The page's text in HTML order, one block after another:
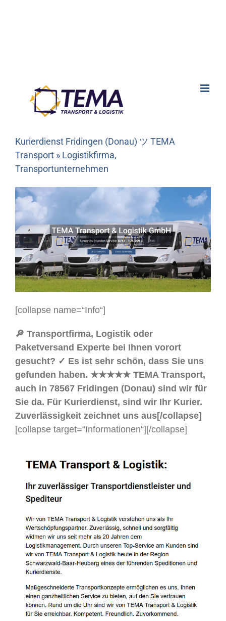
Kurierdienst Fridingen (Donau) ツ TEMA
Transport » Logistikfirma,
Transportunternehmen
[collapse name=“Info“]
🔎 Transportfirma, Logistik oder
Paketversand Experte bei Ihnen vorort
gesucht? ✓ Es ist sehr schön, dass Sie uns
gefunden haben. ★★★★★ TEMA Transport,
auch in 78567 Fridingen (Donau) sind wir für
Sie da. Für Kurierdienst, sind wir Ihr Kurier.
Zuverlässigkeit zeichnet uns aus[/collapse]
[collapse target=“Informationen“][/collapse]